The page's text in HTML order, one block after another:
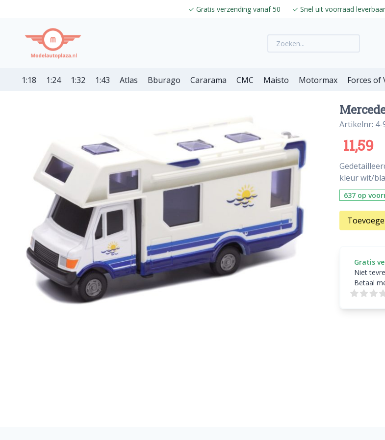
✓ Gratis verzending vanaf 50 ✓ Snel uit voorraad leverbaar
1:18 1:24 1:32 1:43 Atlas Bburago Cararama CMC Maisto Motormax Forces of
Artikelnr: 4-
11,59
kleur wit/
637 op
Gratis
Niet
Betaal